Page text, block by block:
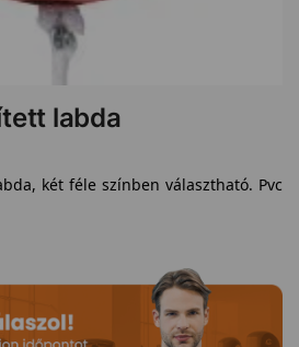
labda
két féle színben választható. Pvc